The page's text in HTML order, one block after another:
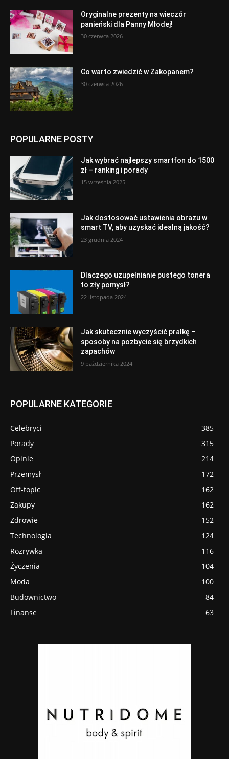
Oryginalne prezenty na wieczór
panieński dla Panny Młodej!
30 czerwca 2026
Co warto zwiedzić w Zakopanem?
30 czerwca 2026
POPULARNE POSTY
Jak wybrać najlepszy smartfon do 1500
zł – ranking i porady
15 września 2025
Jak dostosować ustawienia obrazu w
smart TV, aby uzyskać idealną jakość?
23 grudnia 2024
Dlaczego uzupełnianie pustego tonera
to zły pomysł?
22 listopada 2024
Jak skutecznie wyczyścić pralkę –
sposoby na pozbycie się brzydkich
zapachów
9 października 2024
POPULARNE KATEGORIE
Celebryci
385
Porady
315
Opinie
214
Przemysł
172
Off-topic
162
Zakupy
162
Zdrowie
152
Technologia
124
Rozrywka
116
Życzenia
104
Moda
100
Budownictwo
84
Finanse
63